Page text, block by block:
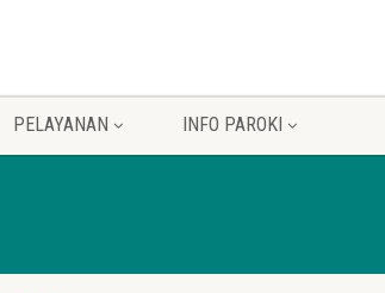
PELAYANAN INFO PAROKI